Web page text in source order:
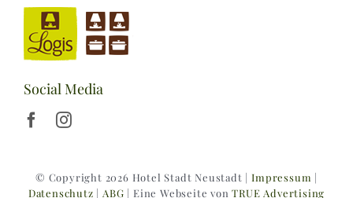
Social Media
© Copyright 2026 Hotel Stadt Neustadt |Impressum |
Datenschutz |ABG | Eine Webseite vonTRUE Advertising